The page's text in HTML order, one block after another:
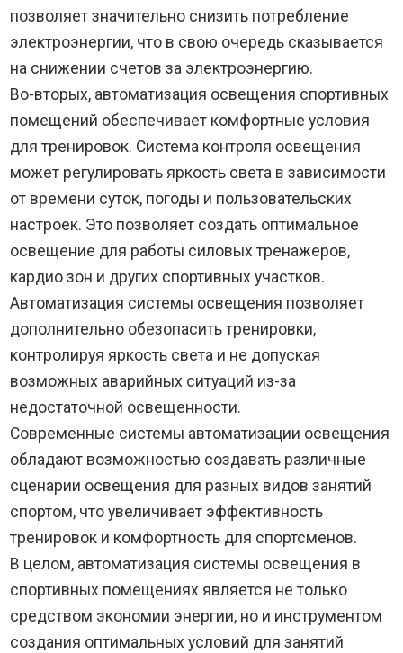
позволяет значительно снизить потребление
электроэнергии, что в свою очередь сказывается
на снижении счетов за электроэнергию.
Во-вторых, автоматизация освещения спортивных
помещений обеспечивает комфортные условия
для тренировок. Система контроля освещения
может регулировать яркость света в зависимости
от времени суток, погоды и пользовательских
настроек. Это позволяет создать оптимальное
освещение для работы силовых тренажеров,
кардио зон и других спортивных участков.
Автоматизация системы освещения позволяет
дополнительно обезопасить тренировки,
контролируя яркость света и не допуская
возможных аварийных ситуаций из-за
недостаточной освещенности.
Современные системы автоматизации освещения
обладают возможностью создавать различные
сценарии освещения для разных видов занятий
спортом, что увеличивает эффективность
тренировок и комфортность для спортсменов.
В целом, автоматизация системы освещения в
спортивных помещениях является не только
средством экономии энергии, но и инструментом
создания оптимальных условий для занятий